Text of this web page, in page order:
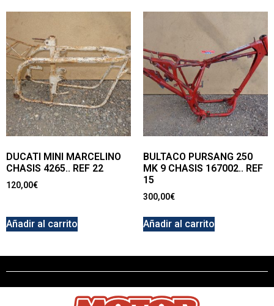
DUCATI MINI MARCELINO
CHASIS 4265.. REF 22
120,00€
Añadir al carrito
BULTACO PURSANG 250
MK 9 CHASIS 167002.. REF
15
300,00€
Añadir al carrito